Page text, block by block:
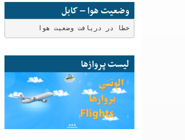
وضعیت هوا – کابل
خطا در دریافت وضعیت هوا
لیست پروازها